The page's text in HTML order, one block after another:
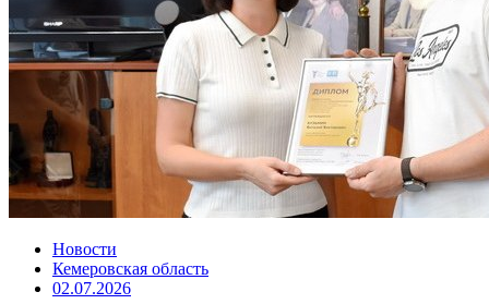
Новости
Кемеровская область
02.07.2026